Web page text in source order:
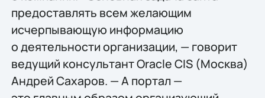
предоставлять всем желающим
исчерпывающую информацию
о деятельности организации, — говорит
ведущий консультант Oracle CIS (Москва)
Андрей Сахаров. — А портал —